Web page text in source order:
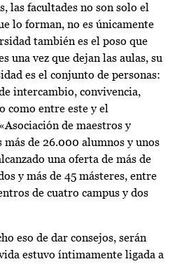
las facultades no son solo el
lo forman, no es únicamente
también es el poso que
una vez que dejan las aulas, su
es el conjunto de personas:
intercambio, convivencia,
como entre este y el
de maestros y
de 26.000 alumnos y unos
una oferta de más de
y más de 45 másteres, entre
de cuatro campus y dos
eso de dar consejos, serán
estuvo íntimamente ligada a